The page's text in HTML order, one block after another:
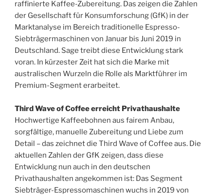
raffinierte Kaffee-Zubereitung. Das zeigen die Zahlen
der Gesellschaft für Konsumforschung (GfK) in der
Marktanalyse im Bereich traditionelle Espresso-
Siebträgermaschinen von Januar bis Juni 2019 in
Deutschland. Sage treibt diese Entwicklung stark
voran. In kürzester Zeit hat sich die Marke mit
australischen Wurzeln die Rolle als Marktführer im
Premium-Segment erarbeitet.
Third Wave of Coffee erreicht Privathaushalte
Hochwertige Kaffeebohnen aus fairem Anbau,
sorgfältige, manuelle Zubereitung und Liebe zum
Detail – das zeichnet die Third Wave of Coffee aus. Die
aktuellen Zahlen der GfK zeigen, dass diese
Entwicklung nun auch in den deutschen
Privathaushalten angekommen ist: Das Segment
Siebträger-Espressomaschinen wuchs in 2019 von